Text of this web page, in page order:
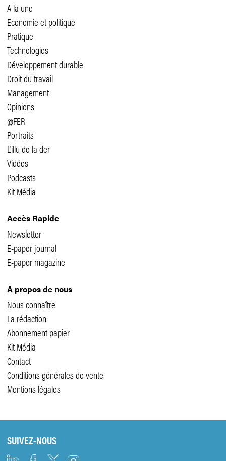
A la une
Economie et politique
Pratique
Technologies
Développement durable
Droit du travail
Management
Opinions
@FER
Portraits
L'illu de la der
Vidéos
Podcasts
Kit Média
Accès Rapide
Newsletter
E-paper journal
E-paper magazine
A propos de nous
Nous connaître
La rédaction
Abonnement papier
Kit Média
Contact
Conditions générales de vente
Mentions légales
SUIVEZ-NOUS